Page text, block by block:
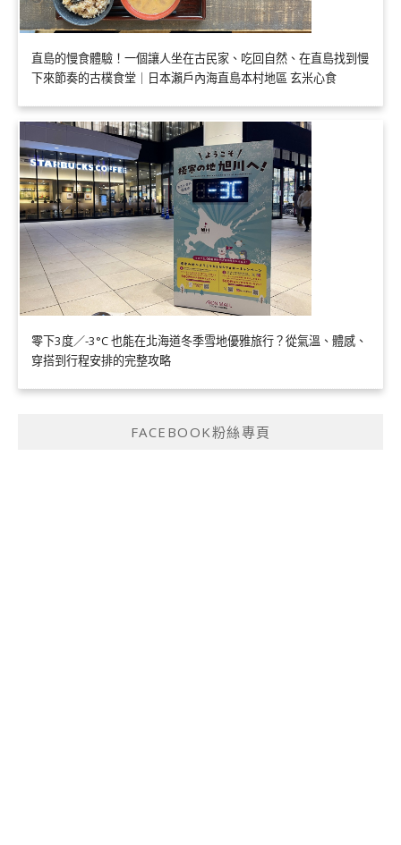
直島的慢食體驗！一個讓人坐在古民家、吃回自然、在直島找到慢
下來節奏的古樸食堂｜日本瀨戶內海直島本村地區 玄米心食
零下3度／-3°C 也能在北海道冬季雪地優雅旅行？從氣溫、體感、
穿搭到行程安排的完整攻略
FACEBOOK粉絲專頁